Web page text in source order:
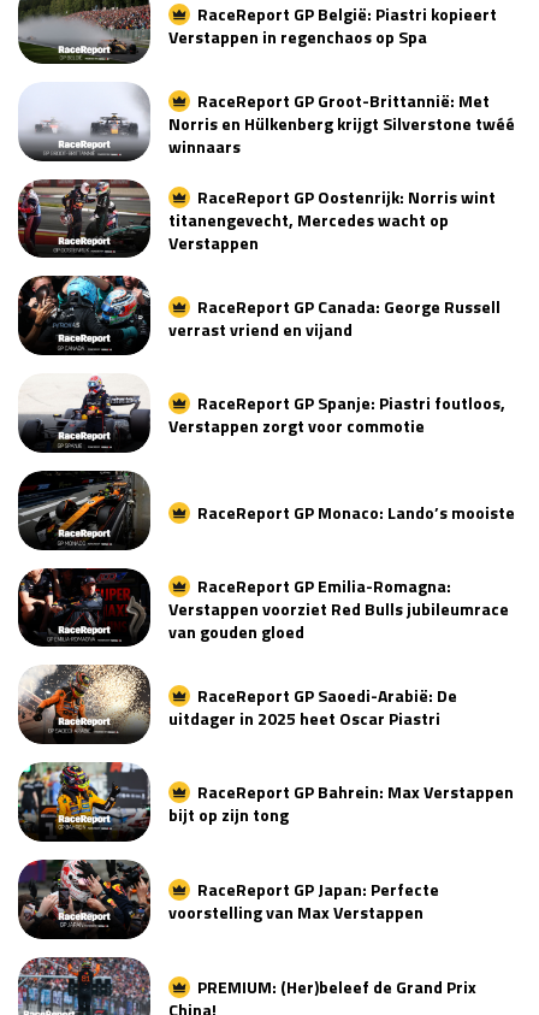
RaceReport GP België: Piastri kopieert
Verstappen in regenchaos op Spa
RaceReport GP Groot-Brittannië: Met
Norris en Hülkenberg krijgt Silverstone twéé
winnaars
RaceReport GP Oostenrijk: Norris wint
titanengevecht, Mercedes wacht op
Verstappen
RaceReport GP Canada: George Russell
verrast vriend en vijand
RaceReport GP Spanje: Piastri foutloos,
Verstappen zorgt voor commotie
RaceReport GP Monaco: Lando’s mooiste
RaceReport GP Emilia-Romagna:
Verstappen voorziet Red Bulls jubileumrace
van gouden gloed
RaceReport GP Saoedi-Arabië: De
uitdager in 2025 heet Oscar Piastri
RaceReport GP Bahrein: Max Verstappen
bijt op zijn tong
RaceReport GP Japan: Perfecte
voorstelling van Max Verstappen
PREMIUM: (Her)beleef de Grand Prix
China!